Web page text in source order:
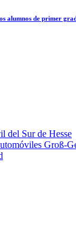
alumnos de primer
del Sur de Hesse
Groß-